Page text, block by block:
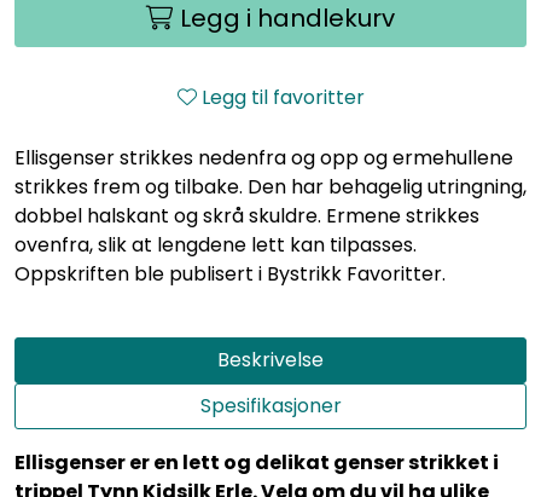
Legg i handlekurv
Legg til favoritter
Ellisgenser strikkes nedenfra og opp og ermehullene
strikkes frem og tilbake. Den har behagelig utringning,
dobbel halskant og skrå skuldre. Ermene strikkes
ovenfra, slik at lengdene lett kan tilpasses.
Oppskriften ble publisert i Bystrikk Favoritter.
Beskrivelse
Spesifikasjoner
Ellisgenser er en lett og delikat genser strikket i